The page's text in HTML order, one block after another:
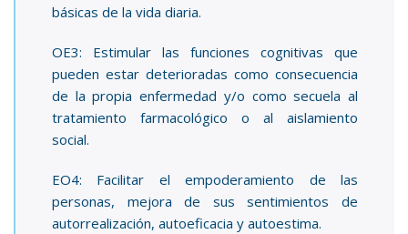
básicas de la vida diaria.
OE3: Estimular las funciones cognitivas que
pueden estar deterioradas como consecuencia
de la propia enfermedad y/o como secuela al
tratamiento farmacológico o al aislamiento
social.
EO4: Facilitar el empoderamiento de las
personas, mejora de sus sentimientos de
autorrealización, autoeficacia y autoestima.